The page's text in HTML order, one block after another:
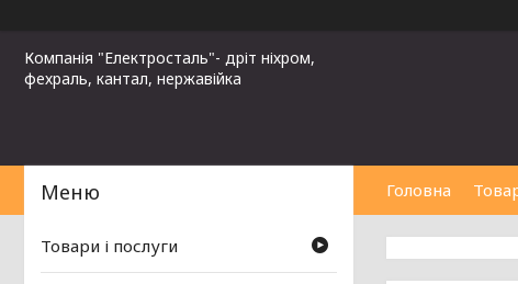
Компанія "Електросталь"- дріт ніхром,
фехраль, кантал, нержавійка
Головна
Товари і послуги